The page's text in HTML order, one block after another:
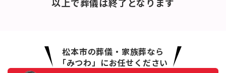
松本市の葬儀・家族葬なら
「みつわ」にお任せください